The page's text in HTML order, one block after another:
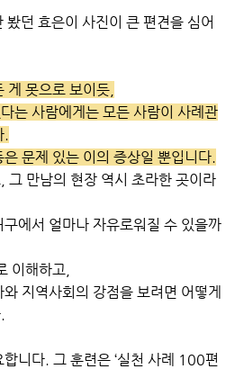
던 효은이 사진이 큰 편견을 심어
게 못으로 보이듯,
는 사람에게는 모든 사람이 사례관
.
문제 있는 이의 증상일 뿐입니다.
그 만남의 현장 역시 초라한 곳이라
에서 얼마나 자유로워질 수 있을까
이해하고,
지역사회의 강점을 보려면 어떻게
니다. 그 훈련은 ‘실천 사례 100편